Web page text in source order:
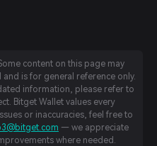
content on this page may
is for general reference only.
information, please refer to
Bitget Wallet values every
or inaccuracies, feel free to
— we appreciate
where needed.